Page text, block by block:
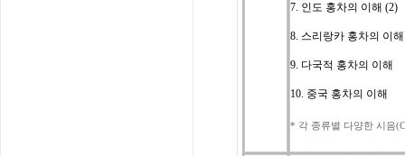
7. 인도 홍차의 이해 (2)
8. 스리랑카 홍차의 이해
9. 다국적 홍차의 이해
10. 중국 홍차의 이해
* 각 종류별 다양한 시음